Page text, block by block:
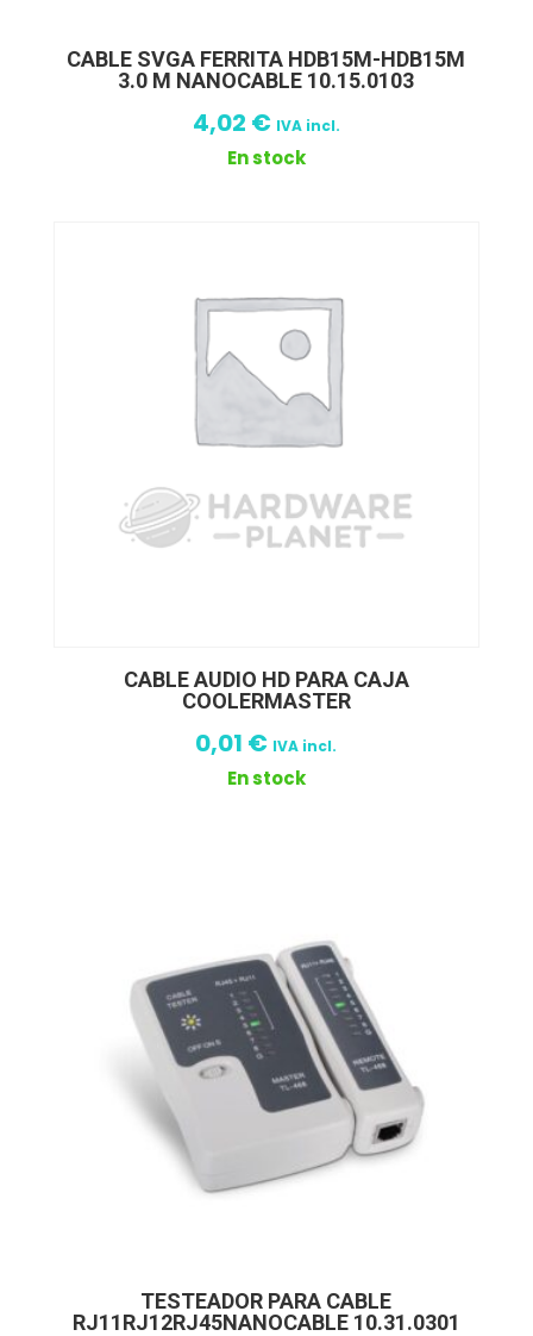
CABLE SVGA FERRITA HDB15M-HDB15M
3.0 M NANOCABLE 10.15.0103
4,02 € IVA incl.
En stock
CABLE AUDIO HD PARA CAJA
COOLERMASTER
0,01 € IVA incl.
En stock
TESTEADOR PARA CABLE
RJ11RJ12RJ45NANOCABLE 10.31.0301